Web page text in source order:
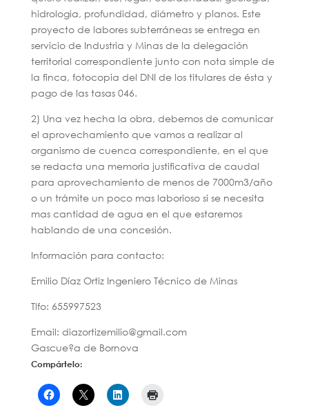
hidrologia, profundidad, diámetro y planos. Este
proyecto de labores subterráneas se entrega en
servicio de Industria y Minas de la delegación
territorial correspondiente junto con nota simple de
la finca, fotocopia del DNI de los titulares de ésta y
pago de las tasas 046.
2) Una vez hecha la obra, debemos de comunicar
el aprovechamiento que vamos a realizar al
organismo de cuenca correspondiente, en el que
se redacta una memoria justificativa de caudal
para aprovechamiento de menos de 7000m3/año
o un trámite un poco mas laborioso si se necesita
mas cantidad de agua en el que estaremos
hablando de una concesión.
Información para contacto:
Emilio Díaz Ortiz Ingeniero Técnico de Minas
Tlfo: 655997523
Email: diazortizemilio@gmail.com
Gascue?a de Bornova
Compártelo: